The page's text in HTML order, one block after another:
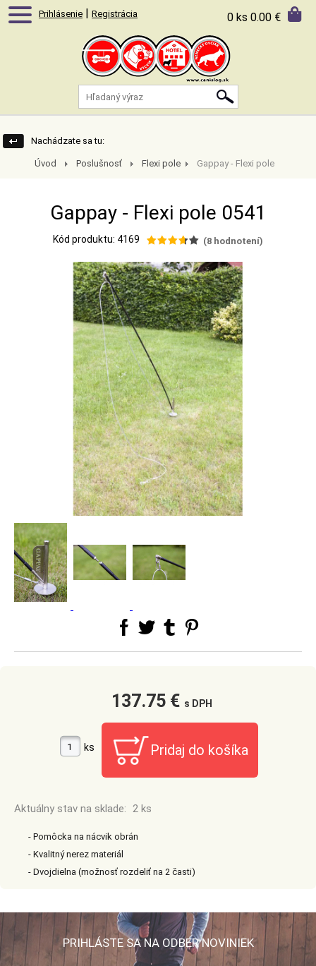
Prihlásenie | Registrácia 0 ks 0.00 €
Nachádzate sa tu:
Úvod Poslušnosť Flexi pole
Gappay - Flexi pole
Gappay - Flexi pole 0541
Kód produktu: 4169 (8 hodnotení)
137.75 € s DPH
ks
Aktuálny stav na sklade: 2 ks
- Pomôcka na nácvik obrán
- Kvalitný nerez materiál
- Dvojdielna (možnosť rozdeliť na 2 časti)
PRIHLÁSTE SA NA ODBER NOVINIEK